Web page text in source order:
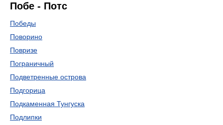
Побе - Потс
Победы
Поворино
Повризе
Пограничный
Подветренные острова
Подгорица
Подкаменная Тунгуска
Подлипки